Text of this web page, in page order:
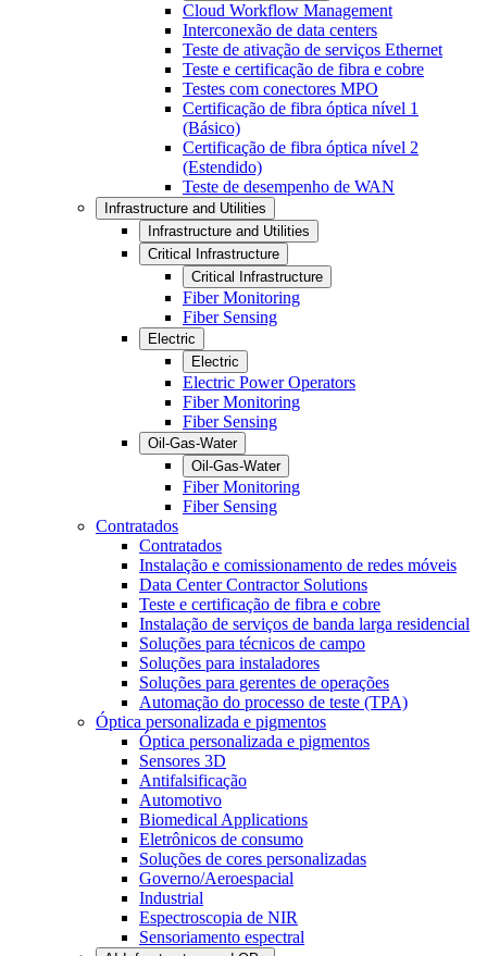
Cloud Workflow Management
Interconexão de data centers
Teste de ativação de serviços Ethernet
Teste e certificação de fibra e cobre
Testes com conectores MPO
Certificação de fibra óptica nível 1
(Básico)
Certificação de fibra óptica nível 2
(Estendido)
Teste de desempenho de WAN
Infrastructure and Utilities
Infrastructure and Utilities
Critical Infrastructure
Critical Infrastructure
Fiber Monitoring
Fiber Sensing
Electric
Electric
Electric Power Operators
Fiber Monitoring
Fiber Sensing
Oil-Gas-Water
Oil-Gas-Water
Fiber Monitoring
Fiber Sensing
Contratados
Contratados
Instalação e comissionamento de redes móveis
Data Center Contractor Solutions
Teste e certificação de fibra e cobre
Instalação de serviços de banda larga residencial
Soluções para técnicos de campo
Soluções para instaladores
Soluções para gerentes de operações
Automação do processo de teste (TPA)
Óptica personalizada e pigmentos
Óptica personalizada e pigmentos
Sensores 3D
Antifalsificação
Automotivo
Biomedical Applications
Eletrônicos de consumo
Soluções de cores personalizadas
Governo/Aeroespacial
Industrial
Espectroscopia de NIR
Sensoriamento espectral